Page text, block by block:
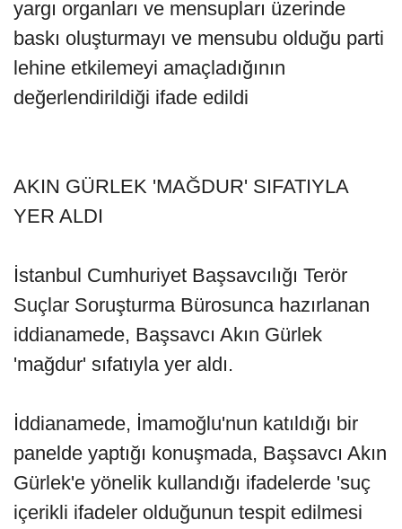
yargı organları ve mensupları üzerinde
baskı oluşturmayı ve mensubu olduğu parti
lehine etkilemeyi amaçladığının
değerlendirildiği ifade edildi
AKIN GÜRLEK 'MAĞDUR' SIFATIYLA
YER ALDI
İstanbul Cumhuriyet Başsavcılığı Terör
Suçlar Soruşturma Bürosunca hazırlanan
iddianamede, Başsavcı Akın Gürlek
'mağdur' sıfatıyla yer aldı.
İddianamede, İmamoğlu'nun katıldığı bir
panelde yaptığı konuşmada, Başsavcı Akın
Gürlek'e yönelik kullandığı ifadelerde 'suç
içerikli ifadeler olduğunun tespit edilmesi